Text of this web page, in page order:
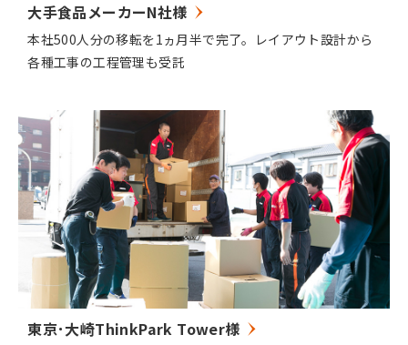
大手食品メーカーN社様
本社500人分の移転を1ヵ月半で完了。レイアウト設計から
各種工事の工程管理も受託
東京･大崎ThinkPark Tower様